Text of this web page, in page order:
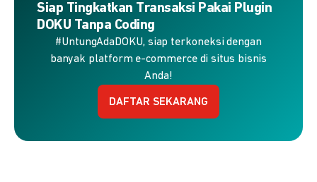
Siap Tingkatkan Transaksi Pakai Plugin
DOKU Tanpa Coding
#UntungAdaDOKU, siap terkoneksi dengan
banyak platform e-commerce di situs bisnis
Anda!
DAFTAR SEKARANG